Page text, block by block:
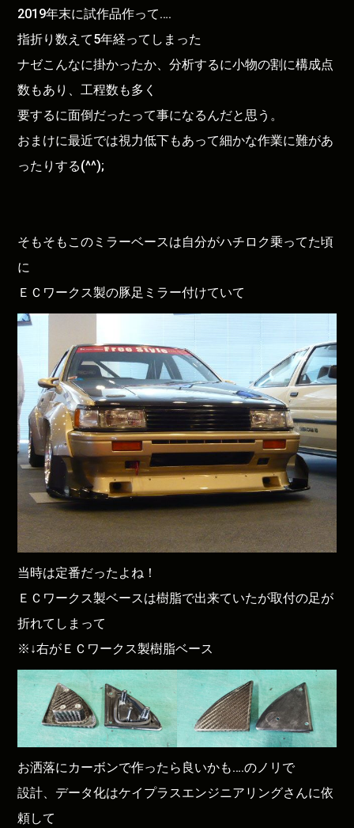
2019年末に試作品作って….
指折り数えて5年経ってしまった
ナゼこんなに掛かったか、分析するに小物の割に構成点
数もあり、工程数も多く
要するに面倒だったって事になるんだと思う。
おまけに最近では視力低下もあって細かな作業に難があ
ったりする(^^);
そもそもこのミラーベースは自分がハチロク乗ってた頃
に
ＥＣワークス製の豚足ミラー付けていて
当時は定番だったよね！
ＥＣワークス製ベースは樹脂で出来ていたが取付の足が
折れてしまって
※↓右がＥＣワークス製樹脂ベース
お洒落にカーボンで作ったら良いかも….のノリで
設計、データ化はケイプラスエンジニアリングさんに依
頼して